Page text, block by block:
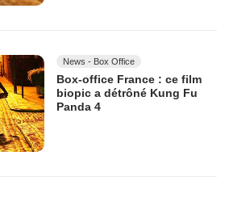
News - Box Office
Box-office France : ce film
biopic a détrôné Kung Fu
Panda 4